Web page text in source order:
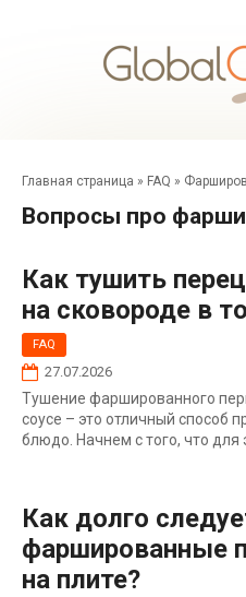
Главная страница » FAQ »
Вопросы про
Как тушить
на сковороде в
FAQ
27.07.2026
Тушение фаршированного
соусе – это отличный способ
блюдо. Начнем с того, что для
Как долго
фаршированные
на плите?